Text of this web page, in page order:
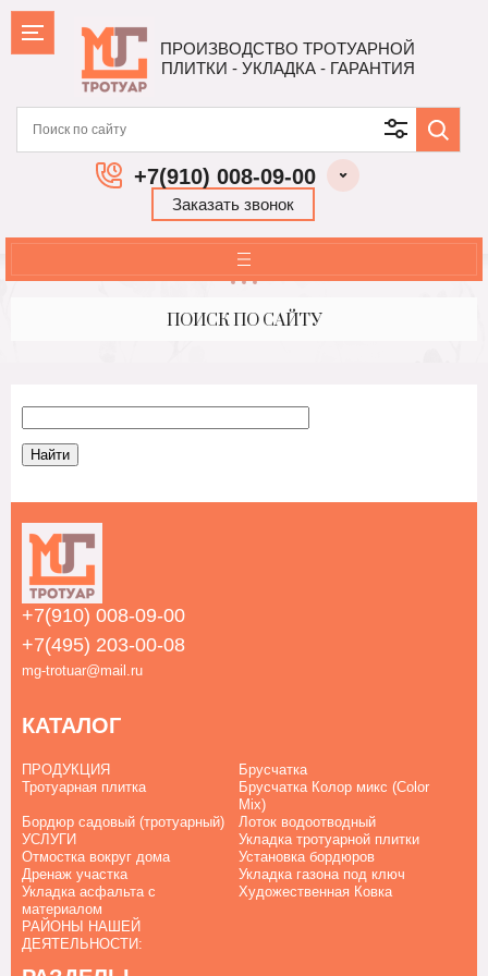
ПРОИЗВОДСТВО ТРОТУАРНОЙ
ПЛИТКИ - УКЛАДКА - ГАРАНТИЯ
+7(910) 008-09-00
Заказать звонок
ПОИСК ПО САЙТУ
+7(910) 008-09-00
+7(495) 203-00-08
mg-trotuar@mail.ru
КАТАЛОГ
ПРОДУКЦИЯ
Брусчатка
Тротуарная плитка
Брусчатка Колор микс (Color
Mix)
Бордюр садовый (тротуарный)
Лоток водоотводный
УСЛУГИ
Укладка тротуарной плитки
Отмостка вокруг дома
Установка бордюров
Дренаж участка
Укладка газона под ключ
Укладка асфальта с
материалом
Художественная Ковка
РАЙОНЫ НАШЕЙ
ДЕЯТЕЛЬНОСТИ: